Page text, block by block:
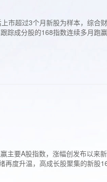
市超过3个月新股为样本，综合
踪成分股的168指数连续多月跑
主要A股指数，涨幅创发布以来
再度升温，高成长股聚集的新股